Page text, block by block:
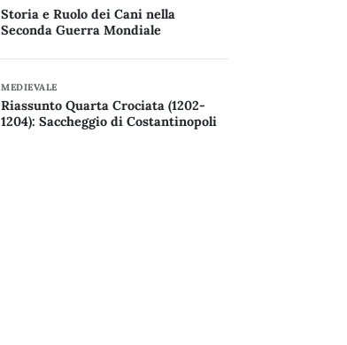
Storia e Ruolo dei Cani nella
Seconda Guerra Mondiale
MEDIEVALE
Riassunto Quarta Crociata (1202-
1204): Saccheggio di Costantinopoli